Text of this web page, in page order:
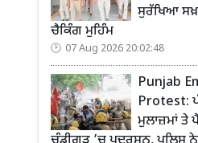
ਸੁਰੱਖਿਆ
ਚੈਕਿੰਗ ਮੁਹਿੰਮ
07 Aug 2026 20:02:48
Punjab
Protest:
ਮੁਲਾਜ਼ਮਾਂ ਤੇ